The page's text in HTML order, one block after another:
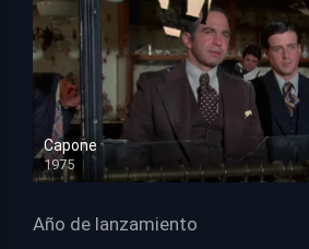
Capone
1975
HD 1080p
Año de lanzamiento